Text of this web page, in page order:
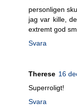
personligen
jag var kille,
extremt god
Svara
Therese 16
Superroligt!
Svara